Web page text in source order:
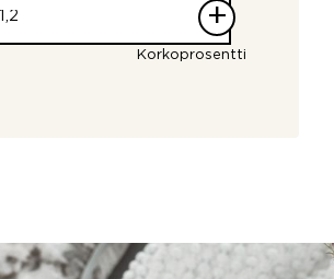
+
Korkoprosentti